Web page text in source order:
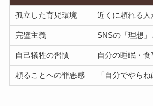
孤立した育児環境 近くに頼れる人
完璧主義 SNSの「理想
自己犠牲の習慣 自分の睡眠・
頼ることへの罪悪感 「自分でやら